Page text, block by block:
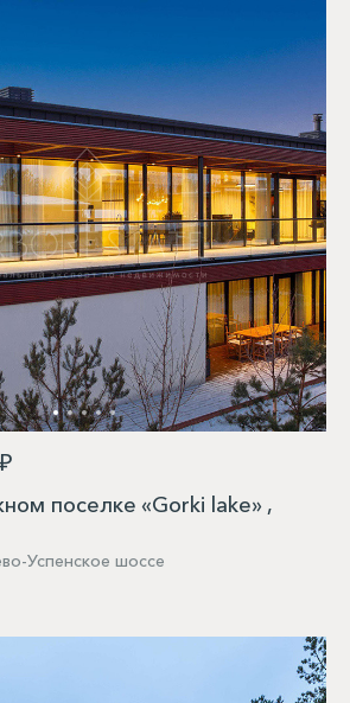
поселке «Gorki lake» ,
Успенское шоссе